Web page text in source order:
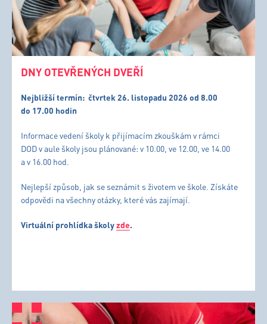
DNY OTEVŘENÝCH DVEŘÍ
Nejbližší termín: čtvrtek 26. listopadu 2026 od 8.00
do 17.00 hodin
Informace vedení školy k přijímacím zkouškám v rámci
DOD v aule školy jsou plánované: v 10.00, ve 12.00, ve 14.00
a v 16.00 hod.
Nejlepší způsob, jak se seznámit s životem ve škole. Získáte
odpovědi na všechny otázky, které vás zajímají.
Virtuální prohlídka školyzde.